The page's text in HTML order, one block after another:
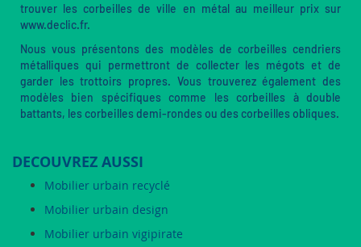
trouver les corbeilles de ville en métal au meilleur prix sur
www.declic.fr.
Nous vous présentons des modèles de corbeilles cendriers
métalliques qui permettront de collecter les mégots et de
garder les trottoirs propres. Vous trouverez également des
modèles bien spécifiques comme les corbeilles à double
battants, les corbeilles demi-rondes ou des corbeilles obliques.
DECOUVREZ AUSSI
Mobilier urbain recyclé
Mobilier urbain design
Mobilier urbain vigipirate